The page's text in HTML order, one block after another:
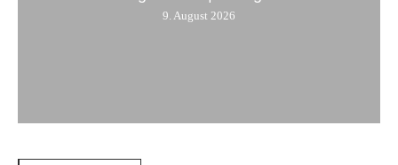
9. August 2026